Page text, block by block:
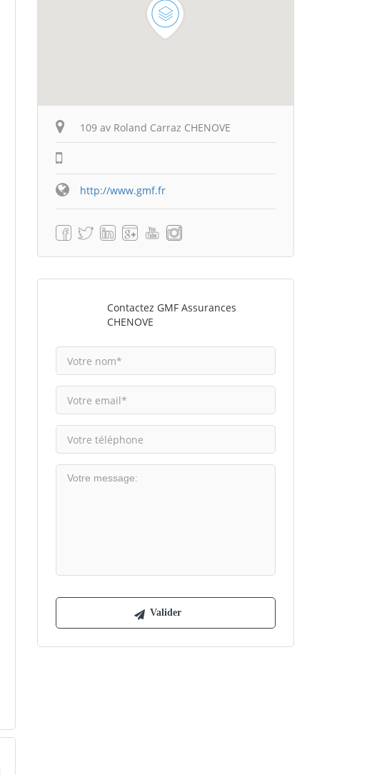
109 av Roland Carraz CHENOVE
http://www.gmf.fr
Contactez GMF Assurances
CHENOVE